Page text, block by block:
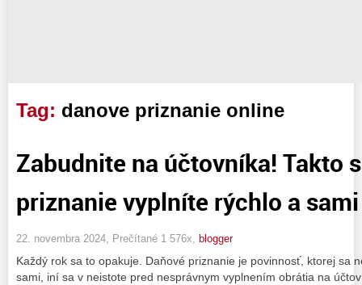
Tag: danove priznanie online
Zabudnite na účtovníka! Takto
priznanie vyplníte rýchlo a sami
22. novembra 2024, Prečítané 1 576x, blogger
Každý rok sa to opakuje. Daňové priznanie je povinnosť, ktorej sa
sami, iní sa v neistote pred nesprávnym vyplnením obrátia na